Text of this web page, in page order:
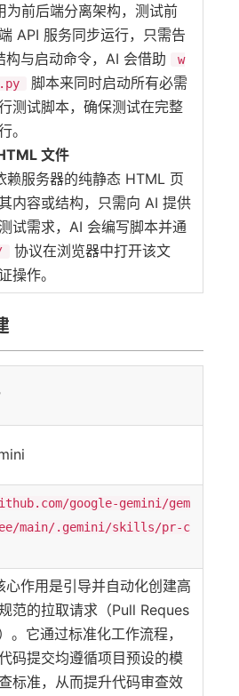
为前后端分离架构，测试前
API 服务同步运行，只需告
构与启动命令，AI 会借助
w
脚本来同时启动所有必需
测试脚本，确保测试在完整
。
文件
赖服务器的纯静态 HTML 页
内容或结构，只需向 AI 提供
试需求，AI 会编写脚本并通
协议在浏览器中打开该文
操作。
google-gemini/gem
main/.gemini/skills/pr-c
作用是引导并自动化创建高
范的拉取请求（Pull Reques
。它通过标准化工作流程，
码提交均遵循项目预设的模
标准，从而提升代码审查效